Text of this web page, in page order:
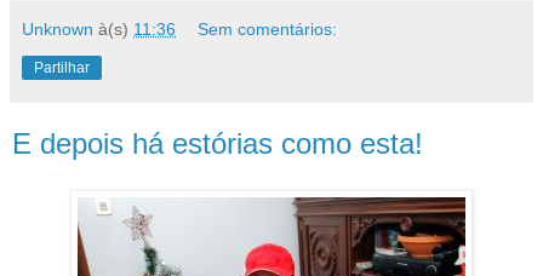
Unknown à(s) 11:36 Sem comentários:
Partilhar
E depois há estórias como esta!